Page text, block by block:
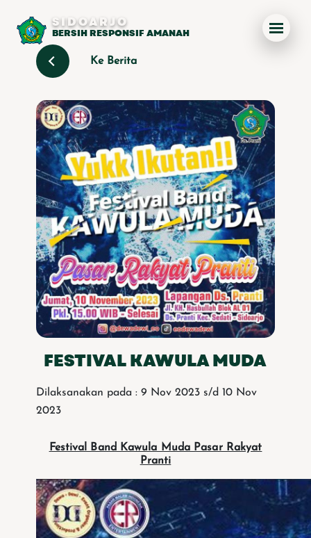
SIDOARJO
BERSIH RESPONSIF AMANAH
Ke Berita
FESTIVAL KAWULA MUDA
Dilaksanakan pada : 9 Nov 2023 s/d 10 Nov
2023
Festival Band Kawula Muda Pasar Rakyat
Pranti